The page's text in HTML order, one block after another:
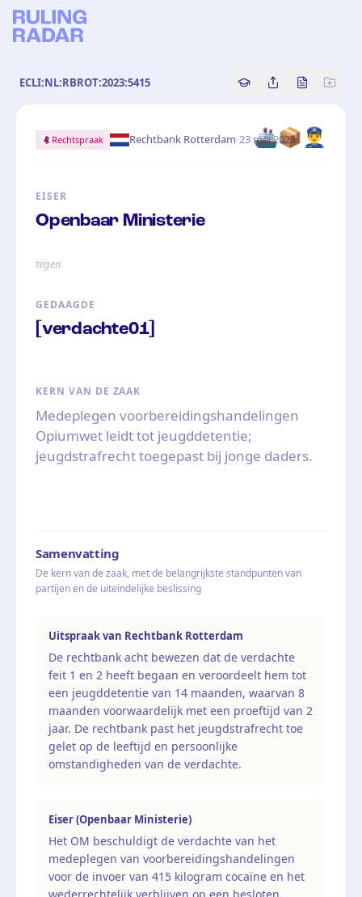
ECLI:NL:RBROT:2023:5415 Copy source
Share this
Bekijk
🚢📦 👮‍♂️
Rechtspraak Rechtbank Rotterdam·23 mei 2023
EISER
Openbaar Ministerie
tegen
GEDAAGDE
[verdachte01]
KERN VAN DE ZAAK
Medeplegen voorbereidingshandelingen
Opiumwet leidt tot jeugddetentie;
jeugdstrafrecht toegepast bij jonge daders.
Samenvatting
De kern van de zaak, met de belangrijkste standpunten van
partijen en de uiteindelijke beslissing
Uitspraak van Rechtbank Rotterdam
De rechtbank acht bewezen dat de verdachte
feit 1 en 2 heeft begaan en veroordeelt hem tot
een jeugddetentie van 14 maanden, waarvan 8
maanden voorwaardelijk met een proeftijd van 2
jaar. De rechtbank past het jeugdstrafrecht toe
gelet op de leeftijd en persoonlijke
omstandigheden van de verdachte.
Eiser (Openbaar Ministerie)
Het OM beschuldigt de verdachte van het
medeplegen van voorbereidingshandelingen
voor de invoer van 415 kilogram cocaïne en het
wederrechtelijk verblijven op een besloten